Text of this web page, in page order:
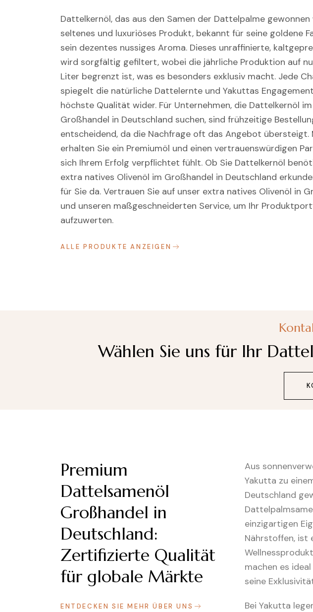
Dattelkernöl, das aus den Samen der Dattelpalme
seltenes und luxuriöses Produkt, bekannt für seine goldene
sein dezentes nussiges Aroma. Dieses unraffinierte,
wird sorgfältig gefiltert, wobei die jährliche Produktion auf
Liter begrenzt ist, was es besonders exklusiv macht. Jede
spiegelt die natürliche Dattelernte und Yakuttas
höchste Qualität wider. Für Unternehmen, die Dattelkernöl im
Großhandel in Deutschland suchen, sind frühzeitige
entscheidend, da die Nachfrage oft das Angebot übersteigt.
erhalten Sie ein Premiumöl und einen vertrauenswürdigen
sich Ihrem Erfolg verpflichtet fühlt. Ob Sie Dattelkernöl
extra natives Olivenöl im Großhandel in Deutschland
für Sie da. Vertrauen Sie auf unser extra natives Olivenöl in
und unseren maßgeschneiderten Service, um Ihr
aufzuwerten.
ALLE PRODUKTE ANZEIGEN
Wählen Sie uns für Ihr
Premium
Dattelsamenöl
Großhandel in
Deutschland:
Zertifizierte Qualität
für globale Märkte
ENTDECKEN SIE MEHR ÜBER UNS
Aus
Yakutta zu
Deutschland
einzigartigen
Nährstoffen, ist
machen es
seine
Bei Yakutta